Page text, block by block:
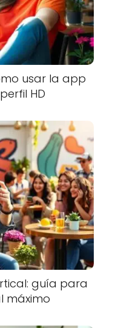
usar la app
HD
guía para
máximo